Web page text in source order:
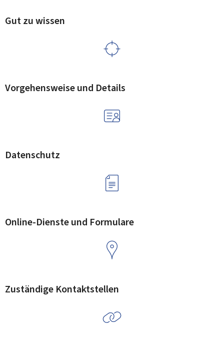
Gut zu wissen
Vorgehensweise und Details
Datenschutz
Online-Dienste und Formulare
Zuständige Kontaktstellen